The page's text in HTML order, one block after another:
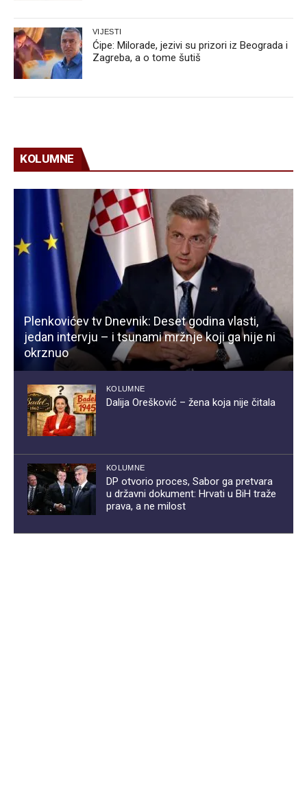
VIJESTI
Ćipe: Milorade, jezivi su prizori iz Beograda i
Zagreba, a o tome šutiš
KOLUMNE
Plenkovićev tv Dnevnik: Deset godina vlasti,
jedan intervju – i tsunami mržnje koji ga nije ni
okrznuo
KOLUMNE
Dalija Orešković – žena koja nije čitala
KOLUMNE
DP otvorio proces, Sabor ga pretvara
u državni dokument: Hrvati u BiH traže
prava, a ne milost